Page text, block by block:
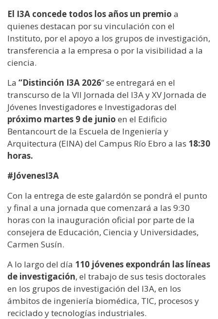
El I3A concede todos los años un premio a
quienes destacan por su vinculación con el
Instituto, por el apoyo a los grupos de investigación,
transferencia a la empresa o por la visibilidad a la
ciencia.
La “Distinción I3A 2026” se entregará en el
transcurso de la VII Jornada del I3A y XV Jornada de
Jóvenes Investigadores e Investigadoras del
próximo martes 9 de junio en el Edificio
Bentancourt de la Escuela de Ingeniería y
Arquitectura (EINA) del Campus Río Ebro a las 18:30
horas.
#JóvenesI3A
Con la entrega de este galardón se pondrá el punto
y final a una jornada que comenzará a las 9:30
horas con la inauguración oficial por parte de la
consejera de Educación, Ciencia y Universidades,
Carmen Susín.
A lo largo del día 110 jóvenes expondrán las líneas
de investigación, el trabajo de sus tesis doctorales
en los grupos de investigación del I3A, en los
ámbitos de ingeniería biomédica, TIC, procesos y
reciclado y tecnologías industriales.